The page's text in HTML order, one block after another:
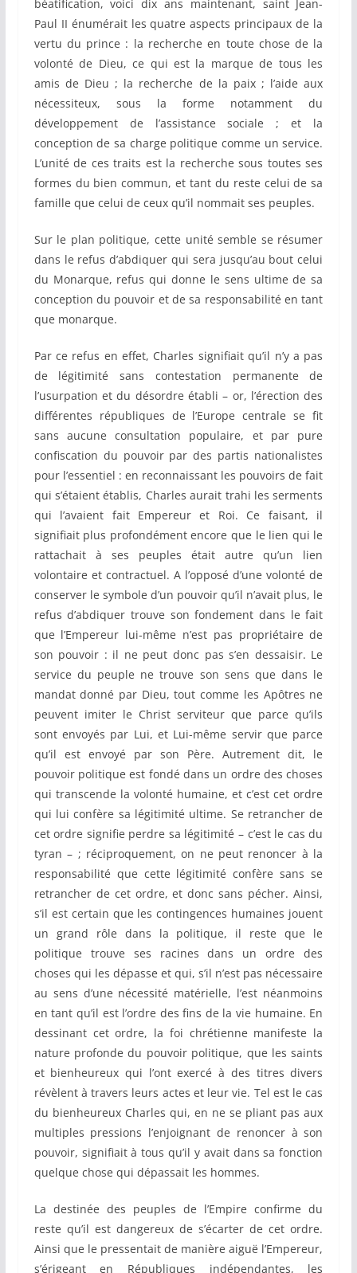
béatification, voici dix ans maintenant, saint Jean-
Paul II énumérait les quatre aspects principaux de la
vertu du prince : la recherche en toute chose de la
volonté de Dieu, ce qui est la marque de tous les
amis de Dieu ; la recherche de la paix ; l’aide aux
nécessiteux, sous la forme notamment du
développement de l’assistance sociale ; et la
conception de sa charge politique comme un service.
L’unité de ces traits est la recherche sous toutes ses
formes du bien commun, et tant du reste celui de sa
famille que celui de ceux qu’il nommait ses peuples.
Sur le plan politique, cette unité semble se résumer
dans le refus d’abdiquer qui sera jusqu’au bout celui
du Monarque, refus qui donne le sens ultime de sa
conception du pouvoir et de sa responsabilité en tant
que monarque.
Par ce refus en effet, Charles signifiait qu’il n’y a pas
de légitimité sans contestation permanente de
l’usurpation et du désordre établi – or, l’érection des
différentes républiques de l’Europe centrale se fit
sans aucune consultation populaire, et par pure
confiscation du pouvoir par des partis nationalistes
pour l’essentiel : en reconnaissant les pouvoirs de fait
qui s’étaient établis, Charles aurait trahi les serments
qui l’avaient fait Empereur et Roi. Ce faisant, il
signifiait plus profondément encore que le lien qui le
rattachait à ses peuples était autre qu’un lien
volontaire et contractuel. A l’opposé d’une volonté de
conserver le symbole d’un pouvoir qu’il n’avait plus, le
refus d’abdiquer trouve son fondement dans le fait
que l’Empereur lui-même n’est pas propriétaire de
son pouvoir : il ne peut donc pas s’en dessaisir. Le
service du peuple ne trouve son sens que dans le
mandat donné par Dieu, tout comme les Apôtres ne
peuvent imiter le Christ serviteur que parce qu’ils
sont envoyés par Lui, et Lui-même servir que parce
qu’il est envoyé par son Père. Autrement dit, le
pouvoir politique est fondé dans un ordre des choses
qui transcende la volonté humaine, et c’est cet ordre
qui lui confère sa légitimité ultime. Se retrancher de
cet ordre signifie perdre sa légitimité – c’est le cas du
tyran – ; réciproquement, on ne peut renoncer à la
responsabilité que cette légitimité confère sans se
retrancher de cet ordre, et donc sans pécher. Ainsi,
s’il est certain que les contingences humaines jouent
un grand rôle dans la politique, il reste que le
politique trouve ses racines dans un ordre des
choses qui les dépasse et qui, s’il n’est pas nécessaire
au sens d’une nécessité matérielle, l’est néanmoins
en tant qu’il est l’ordre des fins de la vie humaine. En
dessinant cet ordre, la foi chrétienne manifeste la
nature profonde du pouvoir politique, que les saints
et bienheureux qui l’ont exercé à des titres divers
révèlent à travers leurs actes et leur vie. Tel est le cas
du bienheureux Charles qui, en ne se pliant pas aux
multiples pressions l’enjoignant de renoncer à son
pouvoir, signifiait à tous qu’il y avait dans sa fonction
quelque chose qui dépassait les hommes.
La destinée des peuples de l’Empire confirme du
reste qu’il est dangereux de s’écarter de cet ordre.
Ainsi que le pressentait de manière aiguë l’Empereur,
s’érigeant en Républiques indépendantes, les